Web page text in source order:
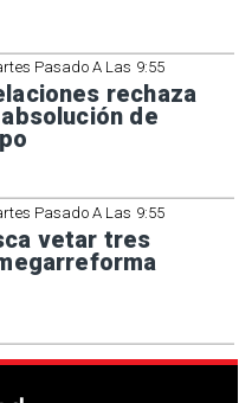
Pasado A Las 9:55
rechaza
de
Pasado A Las 9:55
vetar tres